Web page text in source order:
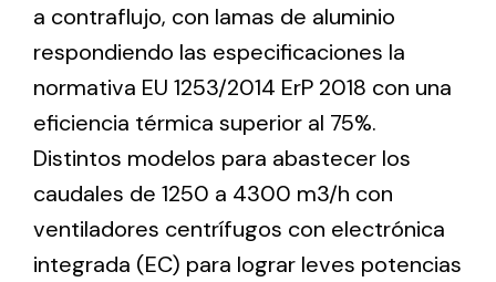
Ventilation
The incorporation of Novovent into the group
meant a greater offer of ventilation products for
different uses
a contraflujo, con lamas de aluminio
respondiendo las especificaciones la
normativa EU 1253/2014 ErP 2018 con una
eficiencia térmica superior al 75%.
Distintos modelos para abastecer los
caudales de 1250 a 4300 m3/h con
ventiladores centrífugos con electrónica
integrada (EC) para lograr leves potencias